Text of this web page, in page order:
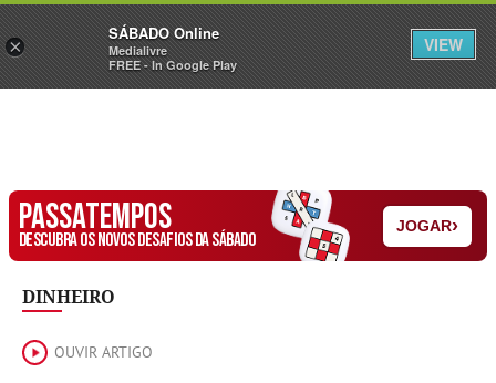
Sábado Assine Iniciar Sessão
PASSATEMPOS
DESCUBRA OS NOVOS DESAFIOS DA SÁBADO
JOGAR›
DINHEIRO
OUVIR ARTIGO
×
SÁBADO Online
Medialivre
FREE - In Google Play
VIEW